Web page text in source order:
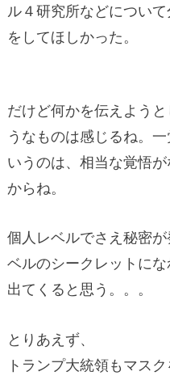
ル４研究所などについ
をしてほしかった。
だけど何かを伝えよう
うなものは感じるね。
いうのは、相当な覚悟
からね。
個人レベルでさえ秘密
ベルのシークレットに
出てくると思う。。。
とりあえず、
トランプ大統領もマス